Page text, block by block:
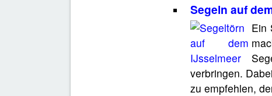
Segeln auf
Ein
verbringen.
zu empfehlen,